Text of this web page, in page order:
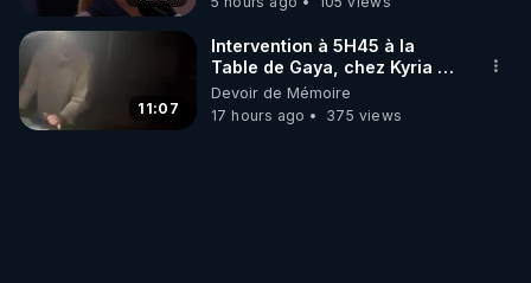
11:07
Intervention à 5H45 à la
Table de Gaya, chez Kyria et
Manu. 6/08/2026 PARTAGEZ
!
Devoir de Mémoire
17 hours ago
375 views